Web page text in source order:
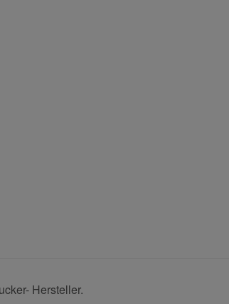
Hersteller.